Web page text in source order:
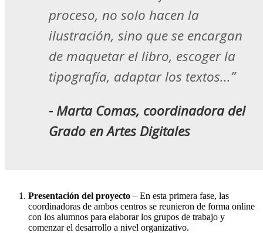
proceso, no solo hacen la
ilustración, sino que se encargan
de maquetar el libro, escoger la
tipografía, adaptar los textos...”
- Marta Comas, coordinadora del
Grado en Artes Digitales
Presentación del proyecto – En esta primera fase, las
coordinadoras de ambos centros se reunieron de forma online
con los alumnos para elaborar los grupos de trabajo y
comenzar el desarrollo a nivel organizativo.